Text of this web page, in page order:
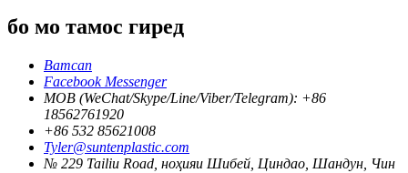
бо мо тамос гиред
Ватсап
Facebook Messenger
MOB (WeChat/Skype/Line/Viber/Telegram): +86
18562761920
+86 532 85621008
Tyler@suntenplastic.com
№ 229 Tailiu Road, ноҳияи Шибей, Циндао, Шандун, Чин